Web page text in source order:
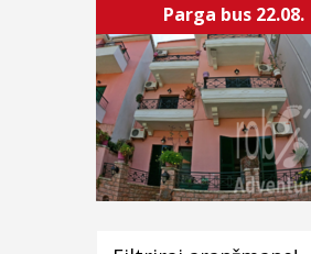
Parga bus 22.08.